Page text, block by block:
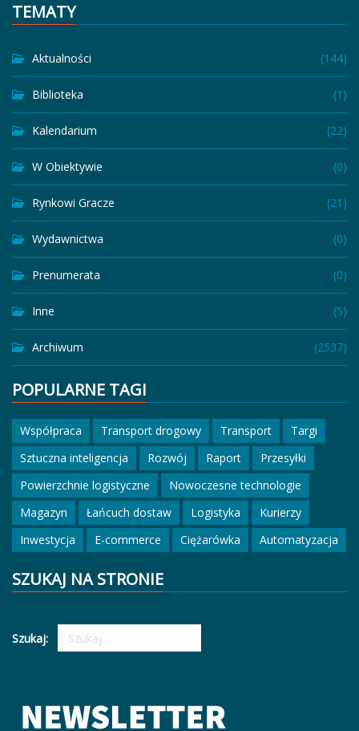
TEMATY
Aktualności (144)
Biblioteka (1)
Kalendarium (22)
W Obiektywie (0)
Rynkowi Gracze (21)
Wydawnictwa (0)
Prenumerata (0)
Inne (5)
Archiwum (2537)
POPULARNE TAGI
Współpraca Transport drogowy Transport
Targi
Sztuczna inteligencja
Rozwój Raport
Przesyłki
Powierzchnie logistyczne
Nowoczesne technologie
Magazyn
Łańcuch dostaw Logistyka
Kurierzy
Inwestycja
E-commerce Ciężarówka Automatyzacja
SZUKAJ NA STRONIE
Szukaj: